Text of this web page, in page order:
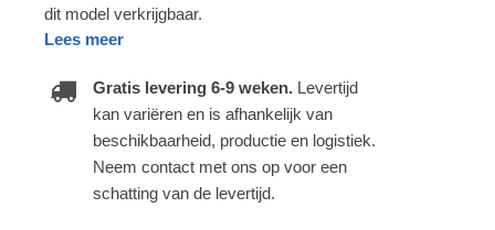
dit model verkrijgbaar.
Lees meer
Gratis levering 6-9 weken. Levertijd
kan variëren en is afhankelijk van
beschikbaarheid, productie en logistiek.
Neem contact met ons op voor een
schatting van de levertijd.